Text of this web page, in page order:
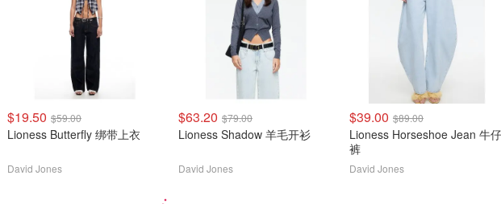
$19.50 $59.00
Lioness Butterfly 绑带上衣
David Jones
$63.20 $79.00
Lioness Shadow 羊毛开衫
David Jones
$39.00 $89.00
Lioness Horseshoe Jean 牛仔
裤
David Jones